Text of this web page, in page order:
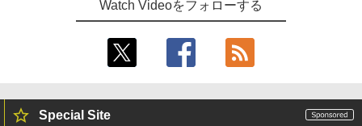
Watch Videoをフォローする
Special Site